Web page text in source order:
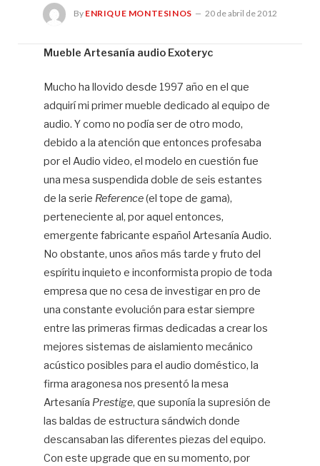
By ENRIQUE MONTESINOS 20 de abril de 2012
Mueble Artesanía audio Exoteryc
Mucho ha llovido desde 1997 año en el que
adquirí mi primer mueble dedicado al equipo de
audio. Y como no podía ser de otro modo,
debido a la atención que entonces profesaba
por el Audio video, el modelo en cuestión fue
una mesa suspendida doble de seis estantes
de la serie Reference(el tope de gama),
perteneciente al, por aquel entonces,
emergente fabricante español Artesanía Audio.
No obstante, unos años más tarde y fruto del
espíritu inquieto e inconformista propio de toda
empresa que no cesa de investigar en pro de
una constante evolución para estar siempre
entre las primeras firmas dedicadas a crear los
mejores sistemas de aislamiento mecánico
acústico posibles para el audio doméstico, la
firma aragonesa nos presentó la mesa
Artesanía Prestige, que suponía la supresión de
las baldas de estructura sándwich donde
descansaban las diferentes piezas del equipo.
Con este upgrade que en su momento, por